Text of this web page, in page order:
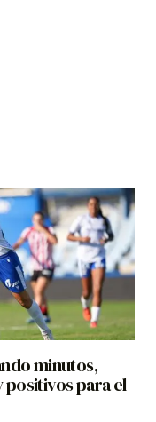
minutos,
positivos para el